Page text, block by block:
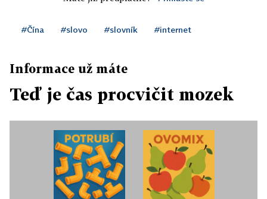
#Čína #slovo #slovník #internet
Informace už máte
Teď je čas procvičit mozek